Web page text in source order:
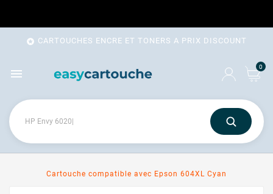
 CARTOUCHES ENCRE ET TONERS A PRIX DISCOUNT
 0
Cartouche compatible avec Epson 604XL Cyan